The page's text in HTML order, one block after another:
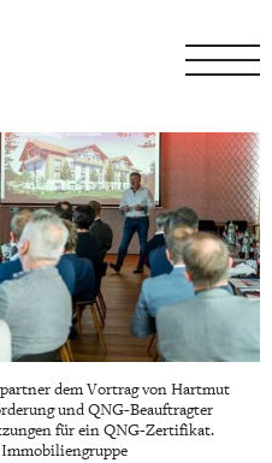
dem Vortrag von Hartmut
und QNG-Beauftragter
für ein QNG-Zertifikat.